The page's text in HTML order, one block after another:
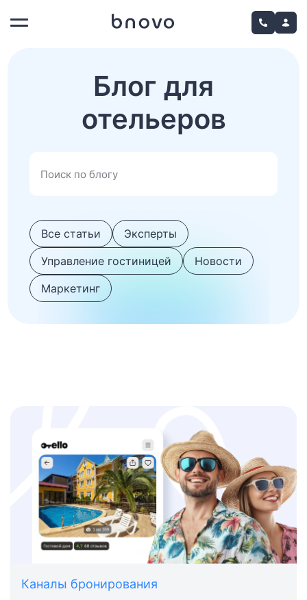
Блог для
отельеров
Все статьи
Эксперты
Управление гостиницей
Новости
Маркетинг
Каналы бронирования